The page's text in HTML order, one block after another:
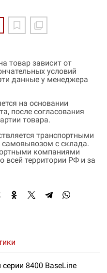
товар зависит от
условий
данные у менеджера
на основании
после согласования
товара.
транспортными
с склада.
компаниями
всей территории РФ и за
8400 BaseLine